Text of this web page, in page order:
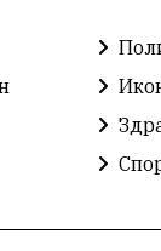
МВР
Илияна
Общество